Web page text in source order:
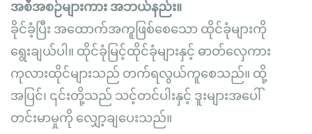
အစီအစဉ်များကား အဘယ်နည်း။
ခိုင်ခံ့ပြီး အထောက်အကူဖြစ်စေသော ထိုင်ခုံများကို
ရွေးချယ်ပါ။ ထိုင်ခုံမြင့်ထိုင်ခုံများနှင့် ဓာတ်လှေကား
ကုလားထိုင်များသည် တက်ရလွယ်ကူစေသည်။ ထို့
အပြင်၊ ၎င်းတို့သည် သင့်တင်ပါးနှင့် ဒူးများအပေါ်
တင်းမာမှုကို လျှော့ချပေးသည်။